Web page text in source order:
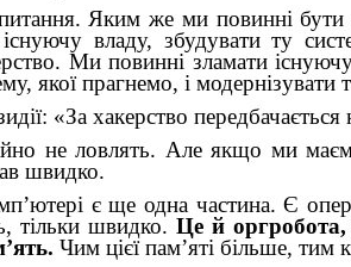
Яким же ми повинні
існуючу владу, збудувати ту
Ми повинні зламати
якої прагнемо, і модернізувати
«За хакерство
не ловлять. Але якщо ми
швидко.
є ще одна частина. Є
тільки швидко. Це й оргробота,
Чим цієї пам’яті біль­ше, тим